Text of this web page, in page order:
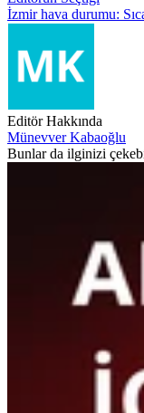
İzmir hava durumu:
Editör Hakkında
Münevver Kabaoğlu
Bunlar da ilginizi